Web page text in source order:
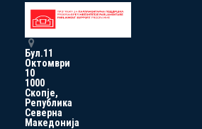
Бул.11
Октомври
10
1000
Скопје,
Република
Северна
Македонија